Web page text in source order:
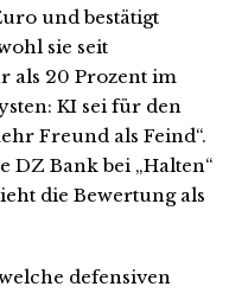
und bestätigt
sie seit
als 20 Prozent im
KI sei für den
Freund als Feind“.
DZ Bank bei „Halten“
die Bewertung als
defensiven